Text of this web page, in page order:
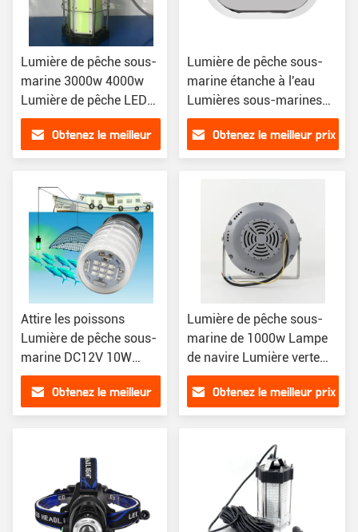
Lumière de pêche sous-
marine 3000w 4000w
Lumière de pêche LED
verte Bateau sous-
marin dans l'océan
Obtenez le meilleur
Lumière de pêche sous-
marine étanche à l'eau
Lumières sous-marines
LED pour bateaux Yacht
Obtenez le meilleur prix
Attire les poissons
Lumière de pêche sous-
marine DC12V 10W
Lumière de pêche LED
Lumière de nuit de
pêche
Obtenez le meilleur
Lumière de pêche sous-
marine de 1000w Lampe
de navire Lumière verte
pour le calmar de pêche
attire des lumières
Obtenez le meilleur prix